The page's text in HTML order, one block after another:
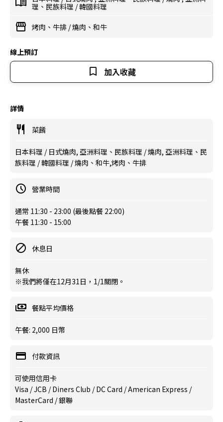
理、民族料理 /韓國料理
烤肉、牛排 /燒肉、和牛
線上預訂
加入收藏
詳情
菜餚
日本料理 / 日式燒肉, 亞洲料理、民族料理 / 燒肉, 亞洲料理、民
族料理 / 韓國料理 / 燒肉、和牛,烤肉、牛排
營業時間
通常 11:30 - 23:00 (最後點餐 22:00)
午餐 11:30 - 15:00
休息日
無休
※我們將僅在12月31日，1/1關閉。
餐點平均價格
午餐: 2,000 日幣
付款資訊
可使用信用卡
Visa / JCB / Diners Club / DC Card / American Express /
MasterCard / 銀聯